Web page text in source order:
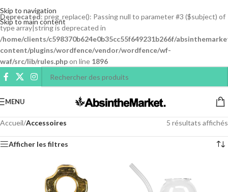
Deprecated: preg_replace(): Passing null to parameter #3 ($subject) of
type array|string is deprecated in
/home/clients/c598370b624e0b35cc55f649231b266f/
content/plugins/wordfence/vendor/wordfence/wf-
waf/src/lib/rules.phpon line 1896
Skip to navigation
Skip to main content
MENU
Accueil/Accessoires 5 résultats affichés
Afficher les filtres